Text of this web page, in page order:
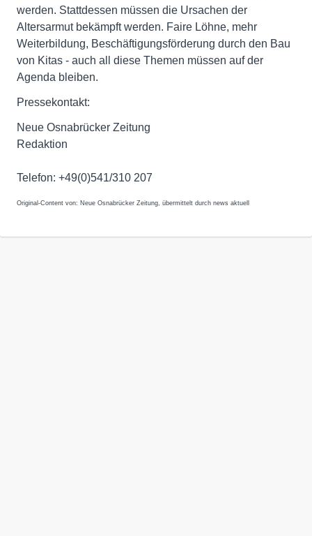
werden. Stattdessen müssen die Ursachen der
Altersarmut bekämpft werden. Faire Löhne, mehr
Weiterbildung, Beschäftigungsförderung durch den Bau
von Kitas - auch all diese Themen müssen auf der
Agenda bleiben.
Pressekontakt:
Neue Osnabrücker Zeitung
Redaktion
Telefon: +49(0)541/310 207
Original-Content von: Neue Osnabrücker Zeitung, übermittelt durch news aktuell